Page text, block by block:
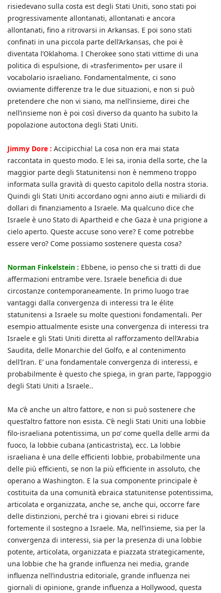
risiedevano sulla costa est degli Stati Uniti, sono stati poi
progressivamente allontanati, allontanati e ancora
allontanati, fino a ritrovarsi in Arkansas. E poi sono stati
confinati in una piccola parte dell’Arkansas, che poi è
diventata l’Oklahoma. I Cherokee sono stati vittime di una
politica di espulsione, di «trasferimento» per usare il
vocabolario israeliano. Fondamentalmente, ci sono
ovviamente differenze tra le due situazioni, e non si può
pretendere che non vi siano, ma nell’insieme, direi che
nell’insieme non è poi così diverso da quanto ha subito la
popolazione autoctona degli Stati Uniti.
Jimmy Dore : Accipicchia! La cosa non era mai stata
raccontata in questo modo. E lei sa, ironia della sorte, che la
maggior parte degli Statunitensi non è nemmeno troppo
informata sulla gravità di questo capitolo della nostra storia.
Quindi gli Stati Uniti accordano ogni anno aiuti e miliardi di
dollari di finanziamento a Israele. Ma qualcuno dice che
Israele è uno Stato di Apartheid e che Gaza è una prigione a
cielo aperto. Queste accuse sono vere? E come potrebbe
essere vero? Come possiamo sostenere questa cosa?
Norman Finkelstein : Ebbene, io penso che si tratti di due
affermazioni entrambe vere. Israele beneficia di due
circostanze contemporaneamente. In primo luogo trae
vantaggi dalla convergenza di interessi tra le élite
statunitensi a Israele su molte questioni fondamentali. Per
esempio attualmente esiste una convergenza di interessi tra
Israele e gli Stati Uniti diretta al rafforzamento dell’Arabia
Saudita, delle Monarchie del Golfo, e al contenimento
dell’Iran. E’ una fondamentale convergenza di interessi, e
probabilmente è questo che spiega, in gran parte, l’appoggio
degli Stati Uniti a Israele..
Ma c’è anche un altro fattore, e non si può sostenere che
quest’altro fattore non esista. C’è negli Stati Uniti una lobbie
filo-israeliana potentissima, un po’ come quella delle armi da
fuoco, la lobbie cubana (anticastrista), ecc. La lobbie
israeliana è una delle efficienti lobbie, probabilmente una
delle più efficienti, se non la più efficiente in assoluto, che
operano a Washington. E la sua componente principale è
costituita da una comunità ebraica statunitense potentissima,
articolata e organizzata, anche se, anche qui, occorre fare
delle distinzioni, perché tra i giovani ebrei si riduce
fortemente il sostegno a Israele. Ma, nell’insieme, sia per la
convergenza di interessi, sia per la presenza di una lobbie
potente, articolata, organizzata e piazzata strategicamente,
una lobbie che ha grande influenza nei media, grande
influenza nell’industria editoriale, grande influenza nei
giornali di opinione, grande influenza a Hollywood, questa